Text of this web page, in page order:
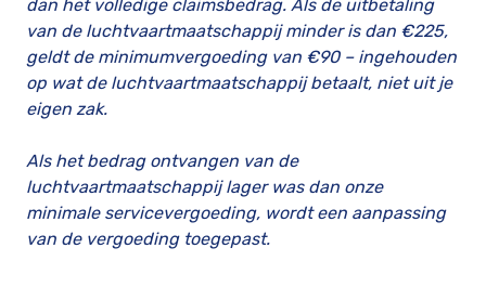
dan het volledige claimsbedrag. Als de uitbetaling
van de luchtvaartmaatschappij minder is dan €225,
geldt de minimumvergoeding van €90 – ingehouden
op wat de luchtvaartmaatschappij betaalt, niet uit je
eigen zak.
Als het bedrag ontvangen van de
luchtvaartmaatschappij lager was dan onze
minimale servicevergoeding, wordt een aanpassing
van de vergoeding toegepast.